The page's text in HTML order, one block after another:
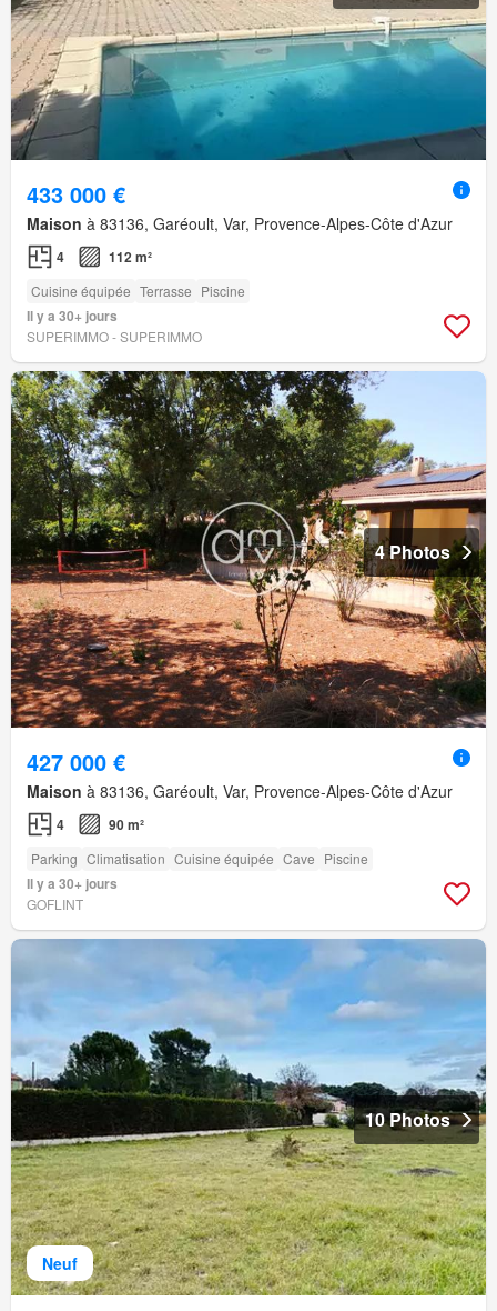
433 000 €
Maison à 83136, Garéoult, Var, Provence-Alpes-Côte d'Azur
4 112 m²
Cuisine équipée Terrasse Piscine
Il y a 30+ jours
SUPERIMMO - SUPERIMMO
4 Photos
427 000 €
Maison à 83136, Garéoult, Var, Provence-Alpes-Côte d'Azur
4 90 m²
Parking Climatisation Cuisine équipée Cave Piscine
Il y a 30+ jours
GOFLINT
Neuf
10 Photos